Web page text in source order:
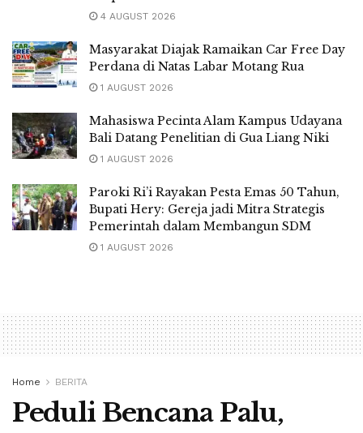
4 AUGUST 2026
Masyarakat Diajak Ramaikan Car Free Day
Perdana di Natas Labar Motang Rua
1 AUGUST 2026
Mahasiswa Pecinta Alam Kampus Udayana
Bali Datang Penelitian di Gua Liang Niki
1 AUGUST 2026
Paroki Ri’i Rayakan Pesta Emas 50 Tahun,
Bupati Hery: Gereja jadi Mitra Strategis
Pemerintah dalam Membangun SDM
1 AUGUST 2026
Home BERITA
Peduli Bencana Palu,